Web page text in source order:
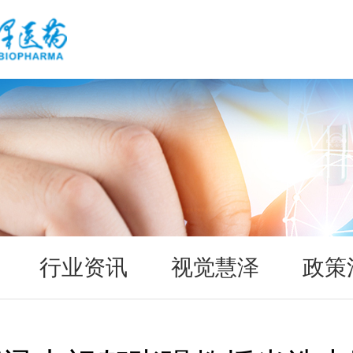
行业资讯 视觉慧泽 政策